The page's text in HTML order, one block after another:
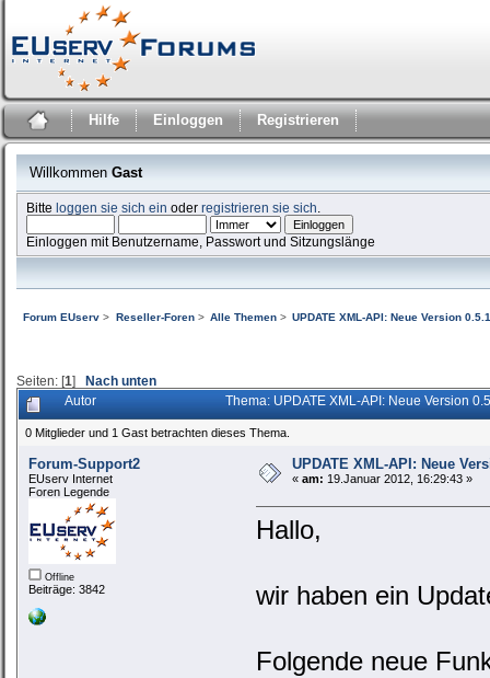
Hilfe Einloggen Registrieren
Willkommen Gast
Bitteloggen sie sich ein oderregistrieren sie sich
Einloggen mit Benutzername, Passwort und Sitzungslänge
Forum EUserv > Reseller-Foren> Alle Themen> UPDATE XML-API: Neue Version
Seiten: [1] Nach unten
Autor Thema: UPDATE XML-API: Neue Version
0 Mitglieder und 1 Gast betrachten dieses Thema.
Forum-Support2
EUserv Internet
Foren Legende
Offline
Beiträge: 3842
UPDATE XML-API: Neue
« am: 19.Januar 2012, 16:29:43 »
Hallo,
wir haben ein
Folgende neue